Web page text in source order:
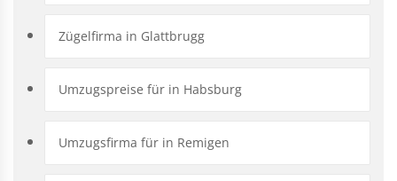
Zügelfirma in Glattbrugg
Umzugspreise für in Habsburg
Umzugsfirma für in Remigen